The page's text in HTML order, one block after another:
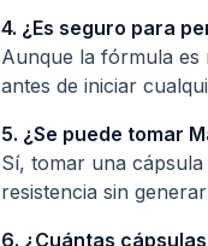
4. ¿Es seguro para
Aunque la fórmula es
antes de iniciar
5. ¿Se puede tomar
Sí, tomar una
resistencia sin
6. ¿Cuántas